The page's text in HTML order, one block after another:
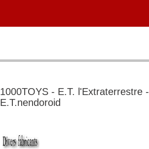
1000TOYS - E.T. l'Extraterrestre -
E.T.nendoroid